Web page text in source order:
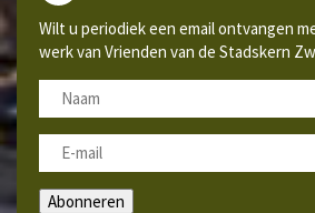
Wilt u periodiek een email ontvangen
werk van Vrienden van de Stadskern
Abonneren